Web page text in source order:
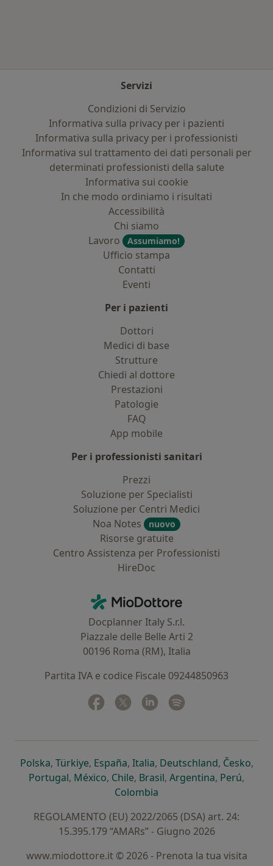
Servizi
Condizioni di Servizio
Informativa sulla privacy per i pazienti
Informativa sulla privacy per i professionisti
Informativa sul trattamento dei dati personali per
determinati professionisti della salute
Informativa sui cookie
In che modo ordiniamo i risultati
Accessibilità
Chi siamo
Lavoro
Assumiamo!
Ufficio stampa
Contatti
Eventi
Per i pazienti
Dottori
Medici di base
Strutture
Chiedi al dottore
Prestazioni
Patologie
FAQ
App mobile
Per i professionisti sanitari
Prezzi
Soluzione per Specialisti
Soluzione per Centri Medici
Noa Notes
nuovo
Risorse gratuite
Centro Assistenza per Professionisti
HireDoc
MioDottore - Homepage
Docplanner Italy S.r.l.
Piazzale delle Belle Arti 2
00196 Roma (RM), Italia
Partita IVA e codice Fiscale 09244850963
Facebook
si apre in una nuova scheda
Twitter
si apre in una nuova scheda
Linkedin
si apre in una nuova
Polskasi apre in una nuova scheda
, Türkiyesi apre in una nuova scheda
, Españasi apre in una nuova scheda
, Italiasi apre in una nuova
, Deutschlandsi apre in
, Českosi
,
Portugalsi apre in una nuova scheda
, Méxicosi apre in una nuova scheda
, Chilesi apre in una nuova scheda
, Brasilsi apre in una nuova
, Argentinasi apre in
, Perúsi
,
Colombia
REGOLAMENTO (EU) 2022/2065 (DSA) art. 24:
15.395.179 “AMARs” - Giugno 2026
www.miodottore.it © 2026 - Prenota la tua visita